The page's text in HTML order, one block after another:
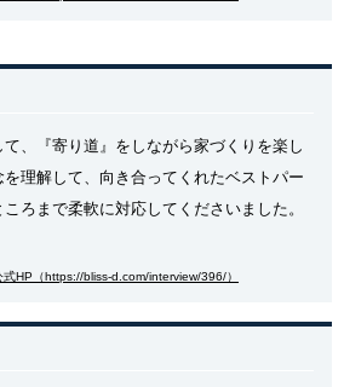
て、『寄り道』をしながら家づくりを楽し
理解して、向き合ってくれたベストパー
ろまで柔軟に対応してくださいました。
HP（https://bliss-d.com/interview/396/）